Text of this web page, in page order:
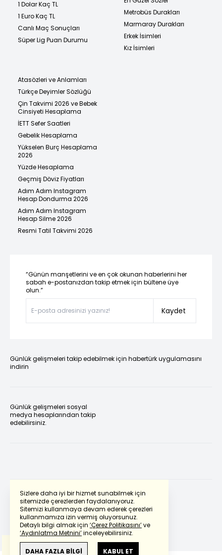
Sizlere daha iyi bir hizmet sunabilmek için
sitemizde çerezlerden faydalanıyoruz.
Sitemizi kullanmaya devam ederek çerezleri
kullanmamıza izin vermiş oluyorsunuz.
Detaylı bilgi almak için ‘Çerez Politikasını’ve
‘Aydınlatma Metnini’inceleyebilirsiniz.
DAHA FAZLA BİLGİ KABUL ET
1 Dolar Kaç TL
1 Euro Kaç TL
Canlı Maç Sonuçları
Süper Lig Puan Durumu
Metrobüs Durakları
Marmaray Durakları
Erkek İsimleri
Kız İsimleri
Atasözleri ve Anlamları
Türkçe Deyimler Sözlüğü
Çin Takvimi 2026 ve Bebek
Cinsiyeti Hesaplama
İETT Sefer Saatleri
Gebelik Hesaplama
Yükselen Burç Hesaplama
2026
Yüzde Hesaplama
Geçmiş Döviz Fiyatları
Adım Adım Instagram
Hesap Dondurma 2026
Adım Adım Instagram
Hesap Silme 2026
Resmi Tatil Takvimi 2026
“Günün manşetlerini ve en çok okunan haberlerini her
sabah e-postanızdan takip etmek için bültene üye
olun.”
Kaydet
Günlük gelişmeleri takip edebilmek için habertürk uygulamasını
indirin
Günlük gelişmeleri sosyal
medya hesaplarından takip
edebilirsiniz.
Powered by Translate
Bu çevirideGoogle Transletekullanılmıştır.
Anlam ve çeviri hatalarından
haberturk.com